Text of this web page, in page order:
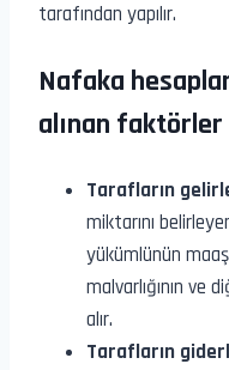
tarafından yapılır.
Nafaka
alınan faktörler
Tarafların
miktarını
yükümlünün
malvarlığının ve
alır.
Tarafların